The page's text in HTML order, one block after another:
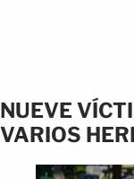
NUEVE
VARIOS